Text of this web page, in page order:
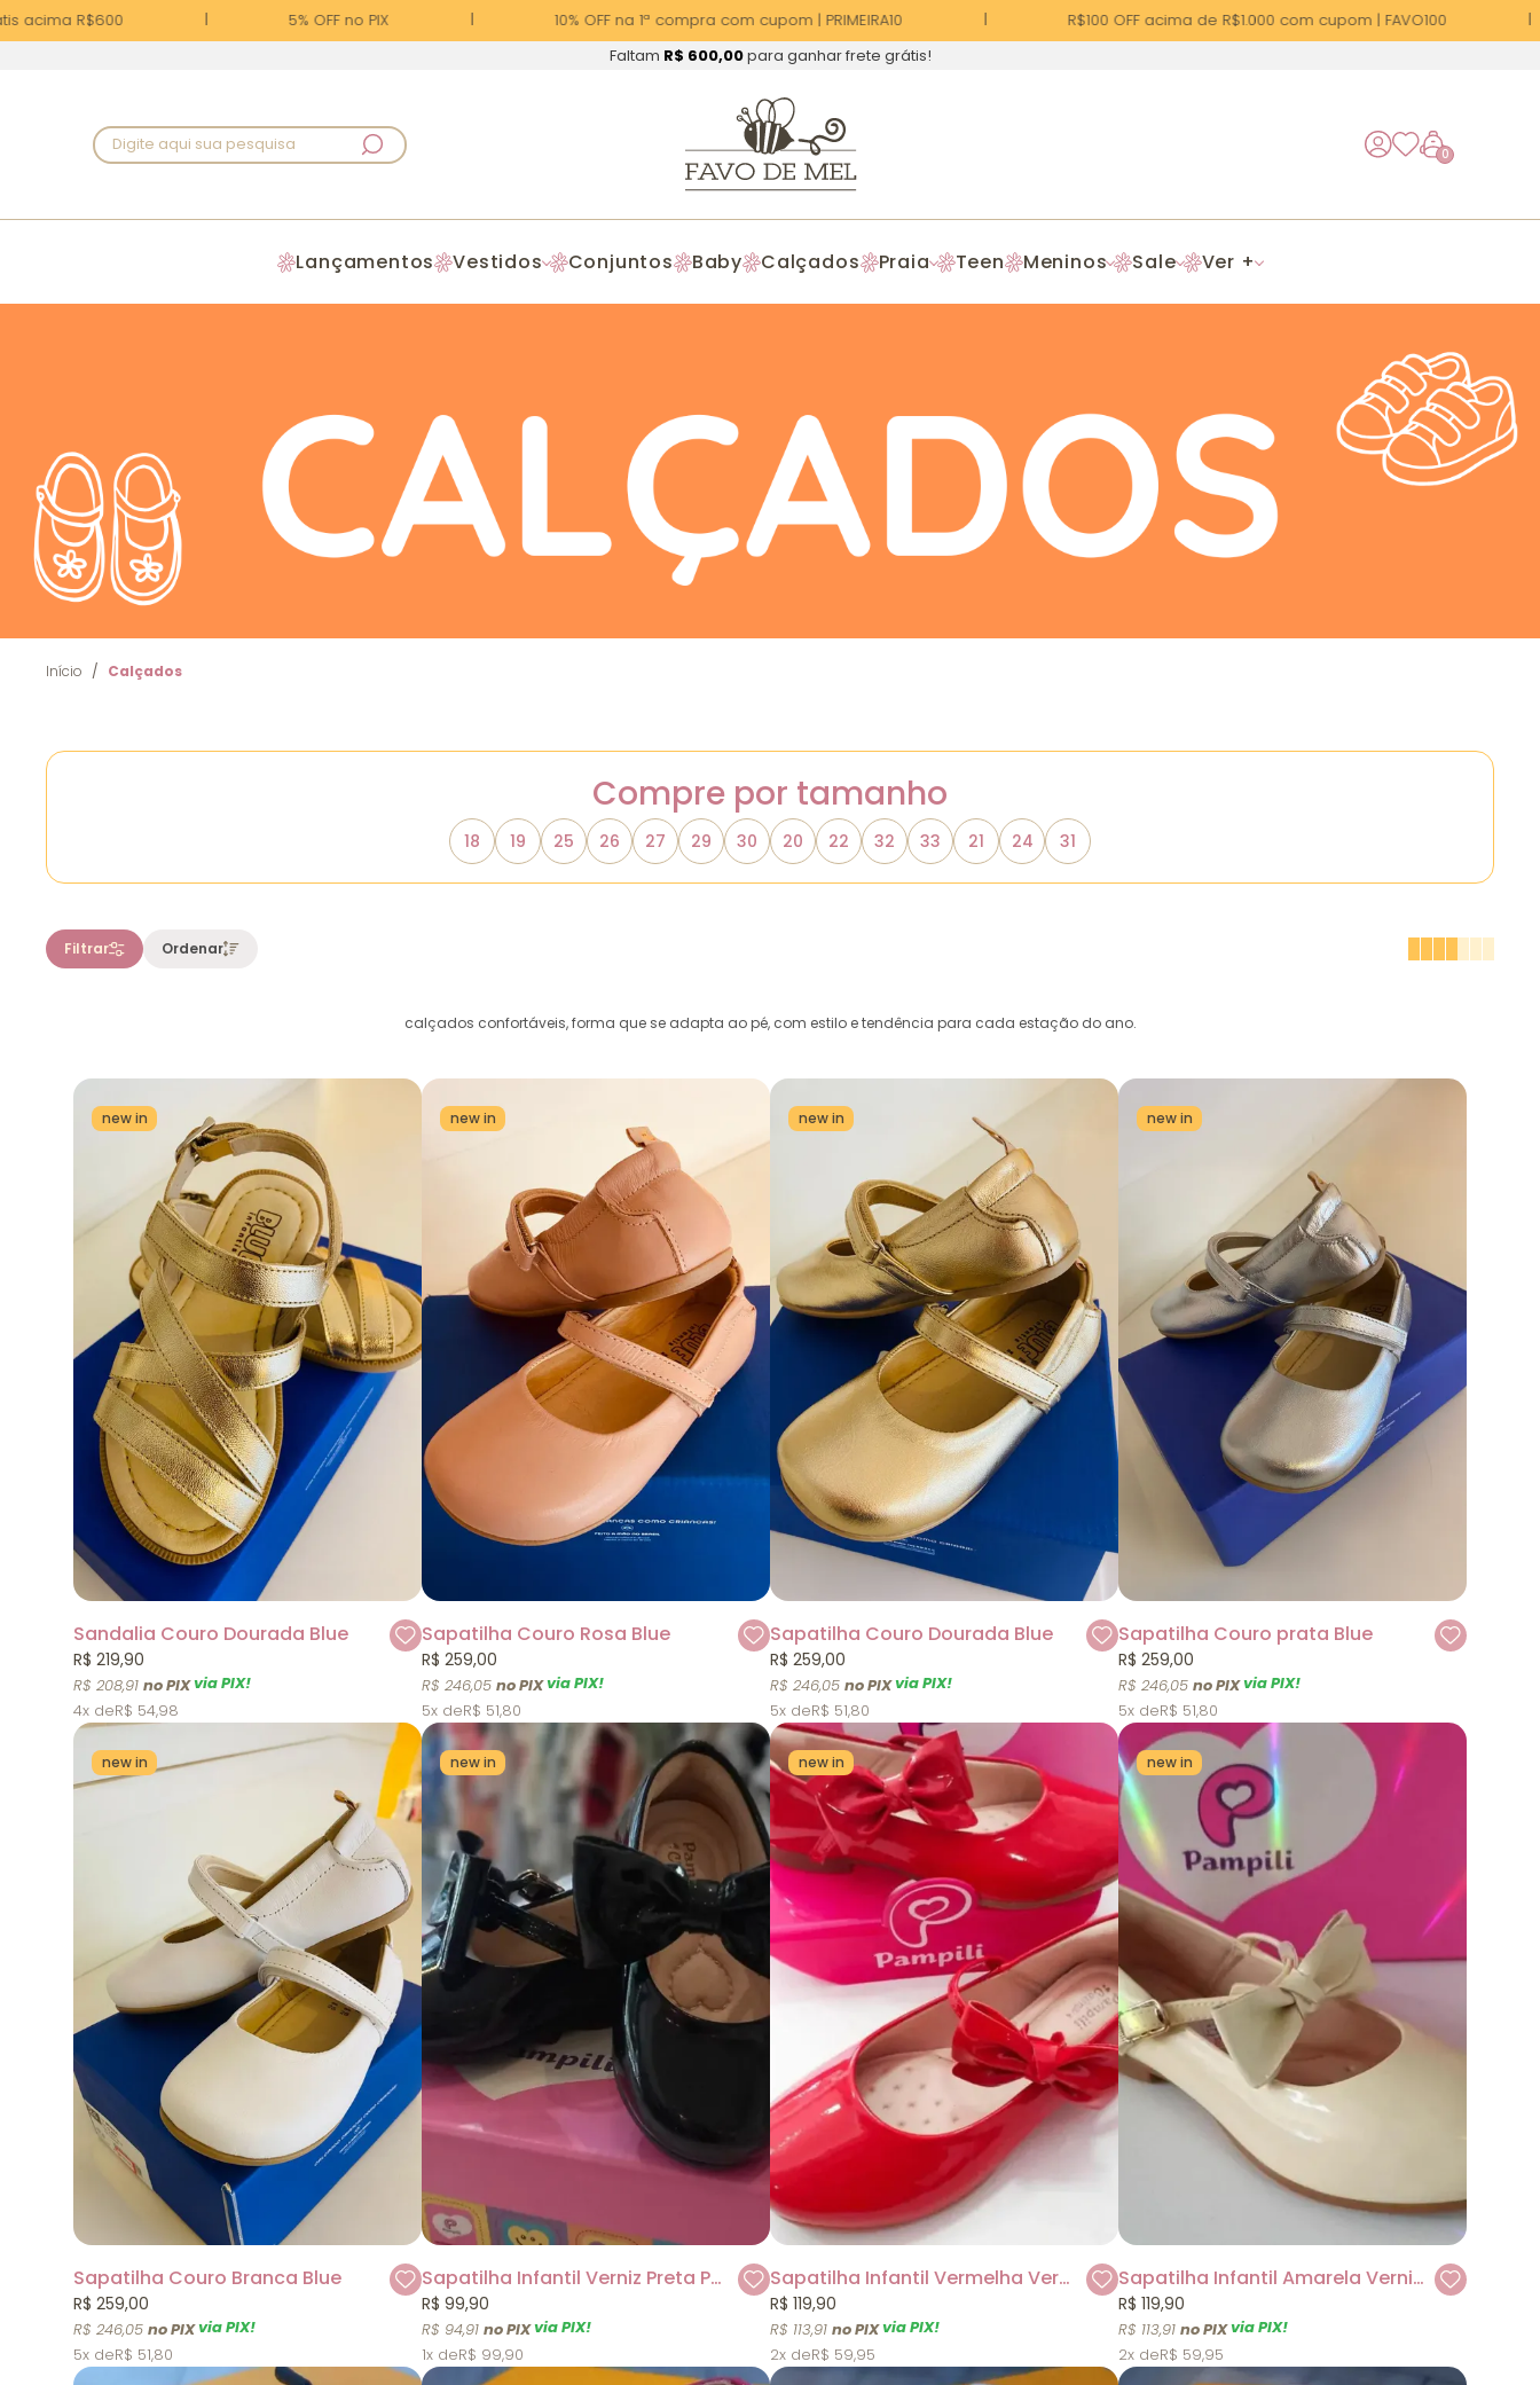
R$600 5% OFF no PIX 10% OFF na 1ª compra com cupom | PRIMEIRA10
R$100 OFF acima de R$1.000 com cupom | FAVO100
Faltam R$ 600,00para ganhar frete grátis!
Digite aqui sua pesquisa 0
Lançamentos Vestidos Conjuntos Baby Calçados Praia Teen Meninos Sale Ver +
Calçados
Início Calçados
Compre por tamanho
18 19 25 26 27 29 30 20 22 32 33 21 24 31
calçados confortáveis, forma que se adapta ao pé, com estilo e tendência para cada estação do ano.
new in
Sandalia Couro Dourada Blue
R$ 208,91 via PIX!
R$ 219,90
4x R$ 54,98
new in
Sapatilha Couro Rosa Blue
R$ 246,05 via PIX!
R$ 259,00
5x R$ 51,80
new in
Sapatilha Couro Dourada Blue
R$ 246,05 via PIX!
R$ 259,00
5x R$ 51,80
new in
Sapatilha Couro prata Blue
R$ 246,05 via PIX!
R$ 259,00
5x R$ 51,80
new in
Sapatilha Couro Branca Blue
R$ 246,05 via PIX!
R$ 259,00
5x R$ 51,80
new in
Sapatilha Infantil Verniz Preta Pampili
R$ 94,91 via PIX!
R$ 99,90
1x R$ 99,90
new in
Sapatilha Infantil Vermelha Verniz Pampili
R$ 113,91 via PIX!
R$ 119,90
2x R$ 59,95
new in
Sapatilha Infantil Amarela Verniz Pampili
R$ 113,91 via PIX!
R$ 119,90
2x R$ 59,95